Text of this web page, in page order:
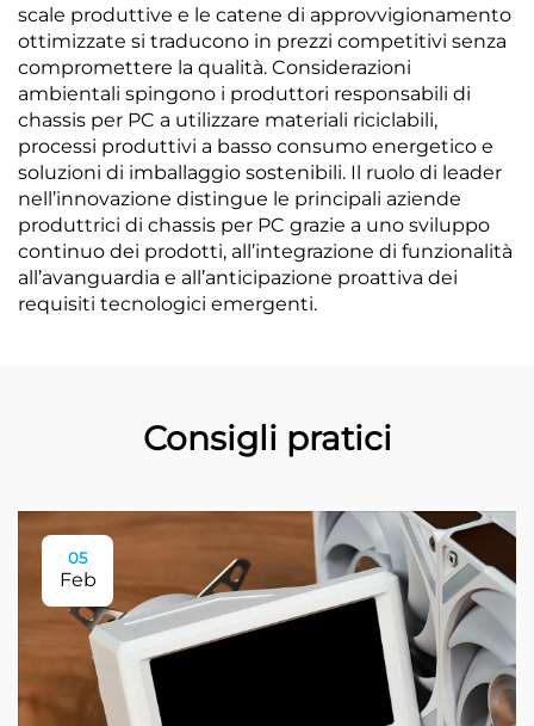
scale produttive e le catene di approvvigionamento
ottimizzate si traducono in prezzi competitivi senza
compromettere la qualità. Considerazioni
ambientali spingono i produttori responsabili di
chassis per PC a utilizzare materiali riciclabili,
processi produttivi a basso consumo energetico e
soluzioni di imballaggio sostenibili. Il ruolo di leader
nell’innovazione distingue le principali aziende
produttrici di chassis per PC grazie a uno sviluppo
continuo dei prodotti, all’integrazione di funzionalità
all’avanguardia e all’anticipazione proattiva dei
requisiti tecnologici emergenti.
Consigli pratici
05
Feb